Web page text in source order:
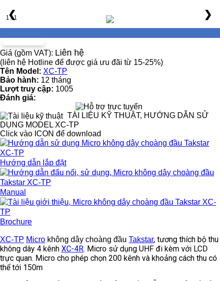
1 / 1
❮ ❯
Giá (gồm VAT): Liên hệ
(liên hệ Hotline để được giá ưu đãi từ 15-25%)
Tên Model: XC-TP
Bảo hành: 12 tháng
Lượt truy cập: 1005
Đánh giá:
TÀI LIỆU KỸ THUẬT, HƯỚNG DẪN SỬ
DỤNG MODEL XC-TP
Click vào ICON để download
Hướng dẫn lắp đặt
Manual
Brochure
XC-TP Micro không dây choàng đầu Takstar, tương thích bộ thu
không dây 4 kênh XC-4R. Micro sử dụng UHF đi kèm với LCD
trực quan. Micro cho phép chọn 200 kênh và khoảng cách thu có
thể tới 150m